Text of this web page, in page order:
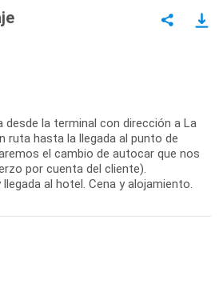
desde la terminal con dirección a La
ruta hasta la llegada al punto de
el cambio de autocar que nos
por cuenta del cliente).
al hotel. Cena y alojamiento.